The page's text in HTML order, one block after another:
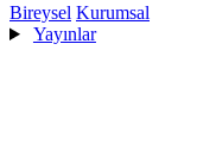
Bireysel Kurumsal
Yayınlar